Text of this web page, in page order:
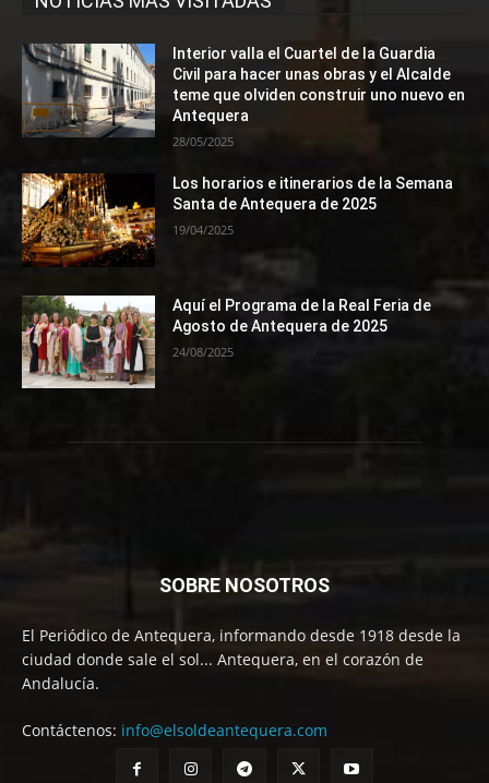
Interior valla el Cuartel de la Guardia
Civil para hacer unas obras y el Alcalde
teme que olviden construir uno nuevo en
Antequera
28/05/2025
Los horarios e itinerarios de la Semana
Santa de Antequera de 2025
19/04/2025
Aquí el Programa de la Real Feria de
Agosto de Antequera de 2025
24/08/2025
SOBRE NOSOTROS
El Periódico de Antequera, informando desde 1918 desde la
ciudad donde sale el sol... Antequera, en el corazón de
Andalucía.
Contáctenos: info@elsoldeantequera.com